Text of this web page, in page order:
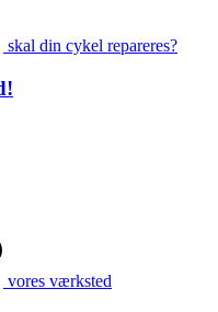
skal din cykel repareres?
vores værksted